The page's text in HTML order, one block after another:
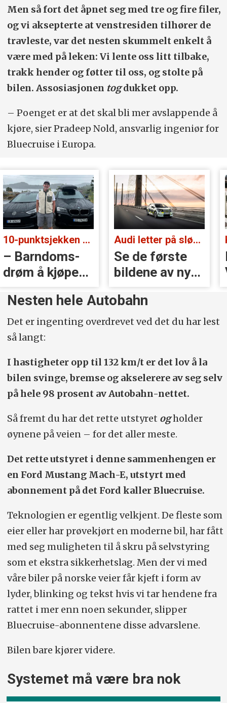
Men så fort det åpnet seg med tre og fire filer,
og vi aksepterte at venstresiden tilhører de
travleste, var det nesten skummelt enkelt å
være med på leken: Vi lente oss litt tilbake,
trakk hender og føtter til oss, og stolte på
bilen. Assosiasjonen togdukket opp.
– Poenget er at det skal bli mer avslappende å
kjøre, sier Pradeep Nold, ansvarlig ingeniør for
Bluecruise i Europa.
10-punktsjekken med Christian Paasche: Audi letter på sløret:
Se de første
bildene av nye
A2 e-tron
Blir
Volvos
Nesten hele Autobahn
Det er ingenting overdrevet ved det du har lest
så langt:
I hastigheter opp til 132 km/t er det lov å la
bilen svinge, bremse og akselerere av seg selv
på hele 98 prosent av Autobahn-nettet.
Så fremt du har det rette utstyret ogholder
øynene på veien – for det aller meste.
Det rette utstyret i denne sammenhengen er
en Ford Mustang Mach-E, utstyrt med
abonnement på det Ford kaller Bluecruise.
Teknologien er egentlig velkjent. De fleste som
eier eller har prøvekjørt en moderne bil, har fått
med seg muligheten til å skru på selvstyring
som et ekstra sikkerhetslag. Men der vi med
våre biler på norske veier får kjeft i form av
lyder, blinking og tekst hvis vi tar hendene fra
rattet i mer enn noen sekunder, slipper
Bluecruise-abonnentene disse advarslene.
Bilen bare kjører videre.
Systemet må være bra nok